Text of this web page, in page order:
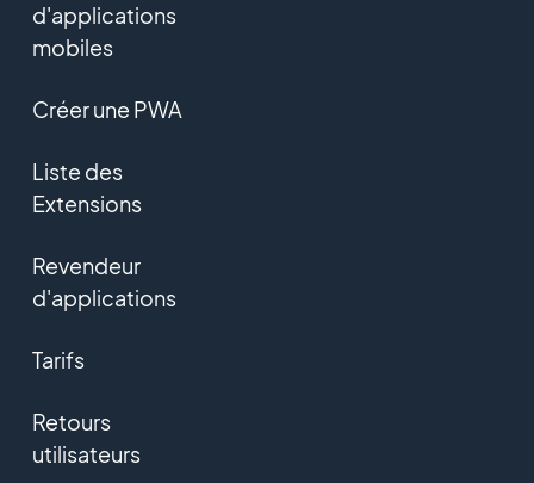
d'applications
mobiles
Créer une PWA
Liste des
Extensions
Revendeur
d'applications
Tarifs
Retours
utilisateurs